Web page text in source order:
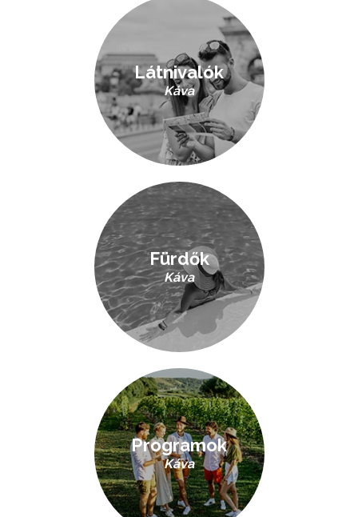
Látnivalók
Káva
Fürdők
Káva
Programok
Káva